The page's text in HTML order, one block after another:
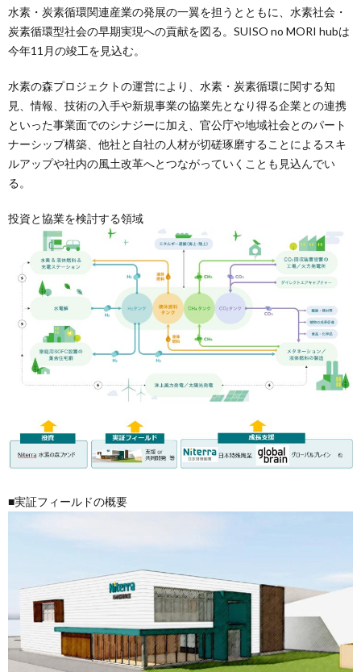
水素・炭素循環関連産業の発展の一翼を担うとともに、水素社会・
炭素循環型社会の早期実現への貢献を図る。SUISO no MORI hubは
今年11月の竣工を見込む。
水素の森プロジェクトの運営により、水素・炭素循環に関する知
見、情報、技術の入手や新規事業の協業先となり得る企業との連携
といった事業面でのシナジーに加え、官公庁や地域社会とのパート
ナーシップ構築、他社と自社の人材が切磋琢磨することによるスキ
ルアップや社内の風土改革へとつながっていくことも見込んでい
る。
投資と協業を検討する領域
■実証フィールドの概要